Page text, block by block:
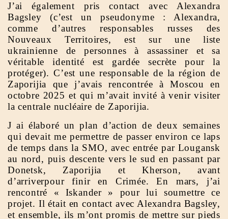
J’ai également pris contact avec Alexandra
Bagsley (c’est un pseudonyme : Alexandra,
comme d’autres responsables russes des
Nouveaux Territoires, est sur une liste
ukrainienne de personnes à assassiner et sa
véritable identité est gardée secrète pour la
protéger). C’est une responsable de la région de
Zaporijia que j’avais rencontrée à Moscou en
octobre 2025 et qui m’avait invité à venir visiter
la centrale nucléaire de Zaporijia.
J ai élaboré un plan d’action de deux semaines
qui devait me permettre de passer environ ce laps
de temps dans la SMO, avec entrée par Lougansk
au nord, puis descente vers le sud en passant par
Donetsk, Zaporijia et Kherson, avant
d’arriverpour finir en Crimée. En mars, j’ai
rencontré « Iskander » pour lui soumettre ce
projet. Il était en contact avec Alexandra Bagsley,
et ensemble, ils m’ont promis de mettre sur pieds